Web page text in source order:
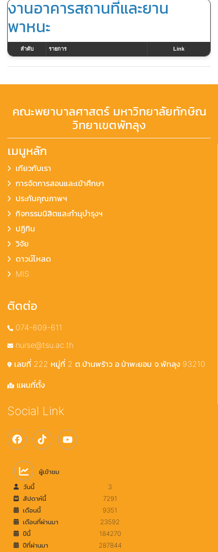
งานอาคารสถานที่และยาน
พาหนะ
ลำดับ รายการ Link
คณะพยาบาลศาสตร์ มหาวิทยาลัยทักษิณ
วิทยาเขตพัทลุง
เมนูหลัก
เกียวกับเรา
การจัดการสอนและเข้าศึกษา
ประกันคุณภาพฯ
กิจกรรมนิสิตและทำนุบำรุงฯ
ปฏิทิน
วิจัย
ดาวน์โหลด
MIS
ติดต่อ
074-609-611
nurse@tsu.ac.th
เลขที่ 222 หมู่ที่ 2 ต.บ้านพร้าว อ.ป่าพะยอม จ.พัทลุง 93210
แผนที่ตั้ง
Social Link
ผู้เข้าชม
วันนี้
3
สัปดาห์นี้
7291
เดือนนี้
9351
เดือนที่ผ่านมา
23592
ปีนี้
184270
ปีที่ผ่านมา
287844